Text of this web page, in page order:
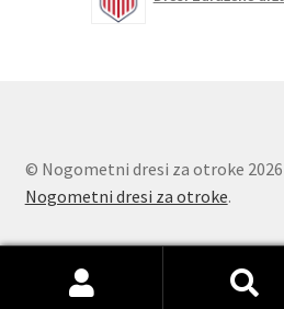
© Nogometni dresi za otroke 2026
Nogometni dresi za otroke.